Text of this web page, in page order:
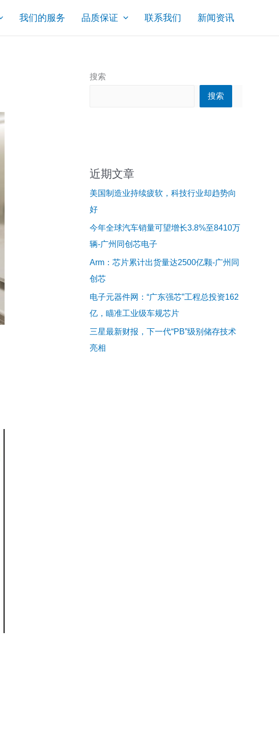
我们的服务 品质保证 联系我们 新闻资讯
搜索
搜索
近期文章
美国制造业持续疲软，科技行业却趋势向
好
今年全球汽车销量可望增长3.8%至8410万
辆-广州同创芯电子
Arm：芯片累计出货量达2500亿颗-广州同
创芯
电子元器件网：“广东强芯”工程总投资162
亿，瞄准工业级车规芯片
三星最新财报，下一代“PB”级别储存技术
亮相